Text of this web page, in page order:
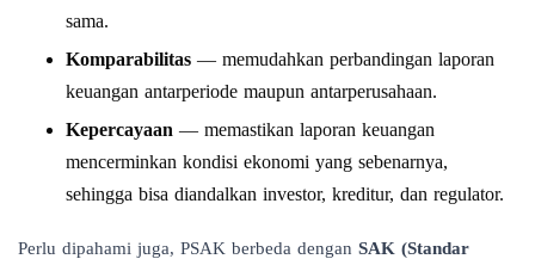
sama.
Komparabilitas — memudahkan perbandingan laporan
keuangan antarperiode maupun antarperusahaan.
Kepercayaan — memastikan laporan keuangan
mencerminkan kondisi ekonomi yang sebenarnya,
sehingga bisa diandalkan investor, kreditur, dan regulator.
Perlu dipahami juga, PSAK berbeda dengan SAK (Standar